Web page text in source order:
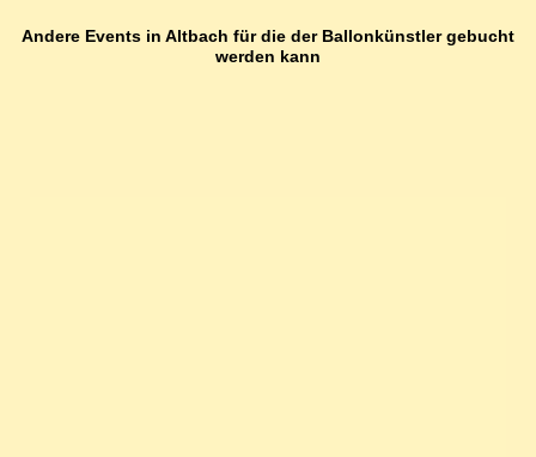
Andere Events in Altbach für die der Ballonkünstler gebucht
werden kann